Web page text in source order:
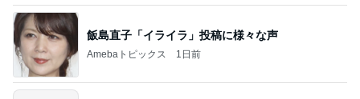
飯島直子「イライラ」投稿に様々な声
Amebaトピックス 1日前